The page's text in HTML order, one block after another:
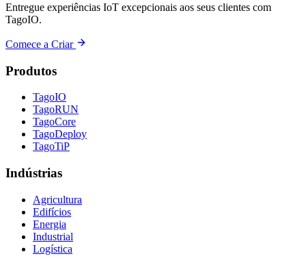
Entregue experiências IoT excepcionais aos seus clientes com
TagoIO.
Comece a Criar
Produtos
TagoIO
TagoRUN
TagoCore
TagoDeploy
TagoTiP
Indústrias
Agricultura
Edifícios
Energia
Industrial
Logística